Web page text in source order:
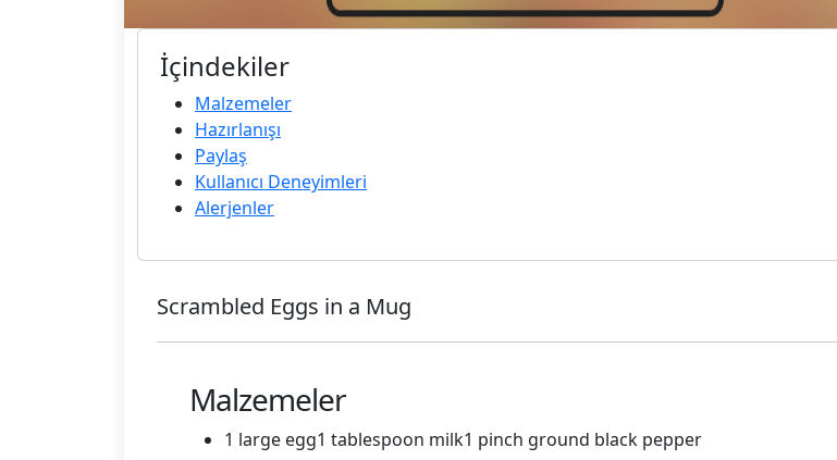
İçindekiler
Malzemeler
Hazırlanışı
Paylaş
Kullanıcı Deneyimleri
Alerjenler
Scrambled Eggs in a Mug
Malzemeler
1 large egg1 tablespoon milk1 pinch ground black pepper